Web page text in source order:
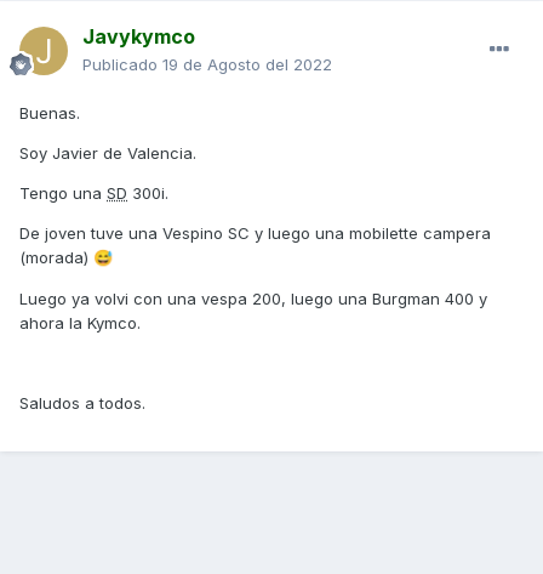
Javykymco
Publicado 19 de Agosto del 2022
Buenas.
Soy Javier de Valencia.
Tengo una SD 300i.
De joven tuve una Vespino SC y luego una mobilette campera
(morada) 😅
Luego ya volvi con una vespa 200, luego una Burgman 400 y
ahora la Kymco.
Saludos a todos.